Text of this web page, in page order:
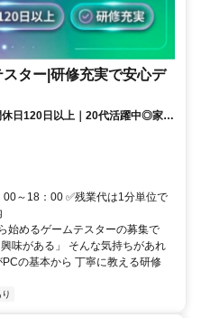
スター|研修充実で安心デ
日120日以上｜20代活躍中◎家賃
～18：00 ✅残業代は1分単位で
始めるゲームテスターの募集で
味がある」 そんな気持ちがあれ
の基本から 丁寧に教える研修